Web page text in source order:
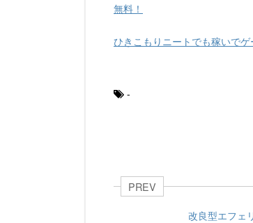
無料！
ひきこもりニートでも稼いで
-
PREV
改良型エフェ